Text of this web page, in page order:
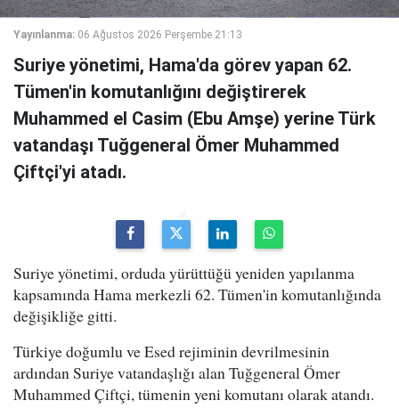
Yayınlanma: 06 Ağustos 2026 Perşembe 21:13
Suriye yönetimi, Hama'da görev yapan 62.
Tümen'in komutanlığını değiştirerek
Muhammed el Casim (Ebu Amşe) yerine Türk
vatandaşı Tuğgeneral Ömer Muhammed
Çiftçi'yi atadı.
Suriye yönetimi, orduda yürüttüğü yeniden yapılanma
kapsamında Hama merkezli 62. Tümen'in komutanlığında
değişikliğe gitti.
Türkiye doğumlu ve Esed rejiminin devrilmesinin
ardından Suriye vatandaşlığı alan Tuğgeneral Ömer
Muhammed Çiftçi, tümenin yeni komutanı olarak atandı.